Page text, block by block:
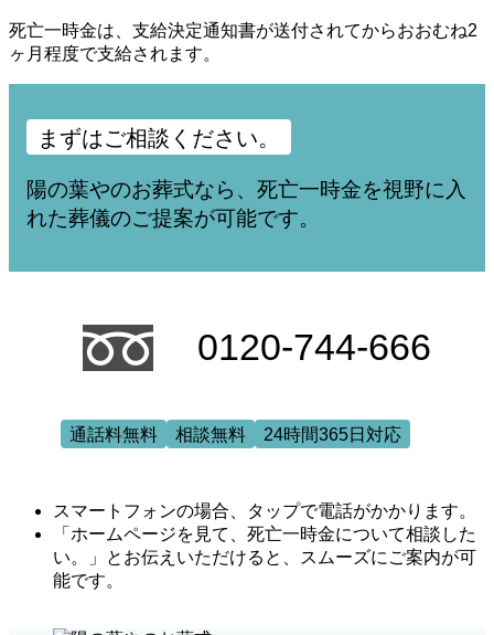
死亡一時金は、支給決定通知書が送付されてからおおむね2
ヶ月程度で支給されます。
まずはご相談ください。
陽の葉やのお葬式なら、死亡一時金を視野に入
れた葬儀のご提案が可能です。
0120-744-666
通話料無料 相談無料 24時間365日対応
スマートフォンの場合、タップで電話がかかります。
「ホームページを見て、死亡一時金について相談した
い。」とお伝えいただけると、スムーズにご案内が可
能です。